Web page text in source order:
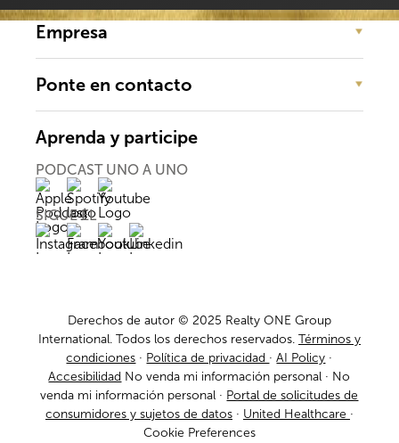
Empresa
Ponte en contacto
Aprenda y participe
PODCAST UNO A UNO
SIGUE EL
Derechos de autor © 2025 Realty ONE Group
International. Todos los derechos reservados. Términos y
condiciones · Política de privacidad ·AI Policy ·
Accesibilidad No venda mi información personal · No
venda mi información personal · Portal de solicitudes de
consumidores y sujetos de datos· United Healthcare ·
Cookie Preferences